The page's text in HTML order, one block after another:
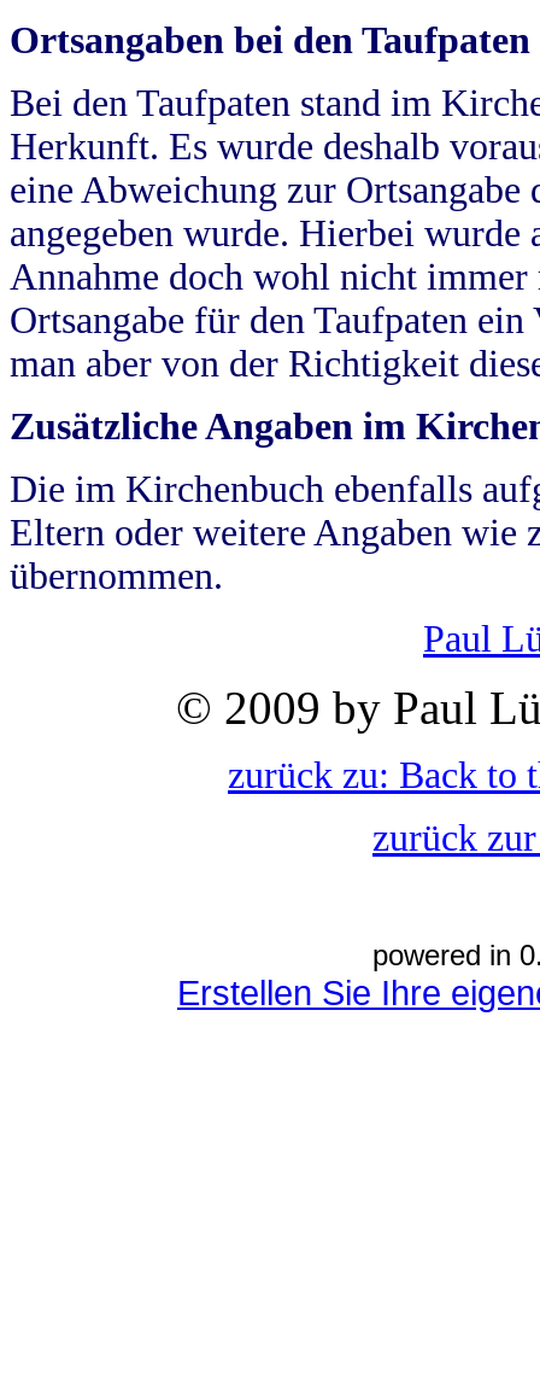
Ortsangaben bei den Taufpaten
Bei den Taufpaten stand im
Herkunft. Es wurde deshalb
eine Abweichung zur
angegeben wurde. Hierbei wurde
Annahme doch wohl nicht
Ortsangabe für den Taufpaten
man aber von der Richtigkeit
Zusätzliche Angaben im
Die im Kirchenbuch ebenfalls
Eltern oder weitere Angaben wie
übernommen.
Paul
© 2009 by Paul
zurück zu: Back to
zurück
powered in
Erstellen Sie Ihre